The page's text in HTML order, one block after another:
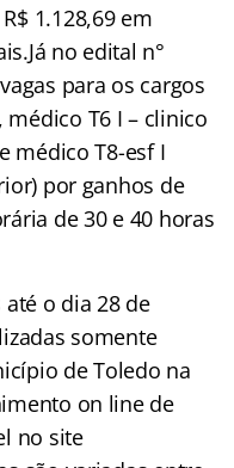
1.128,69 em
no edital n°
para os cargos
T6 I – clinico
médico T8-esf I
por ganhos de
de 30 e 40 horas
o dia 28 de
somente
de Toledo na
on line de
no site